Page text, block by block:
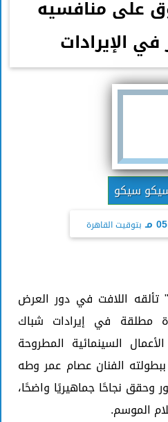
على منافسيه
الإيرادات
سيكو
مـ بتوقيت القاهرة
اللافت في دور العرض
مطلقة في إيرادات شباك
السينمائية المطروحة
ببطولته الفنان عصام عمر وطه
نجاحًا جماهيريًا واضحًا،
الموسم.